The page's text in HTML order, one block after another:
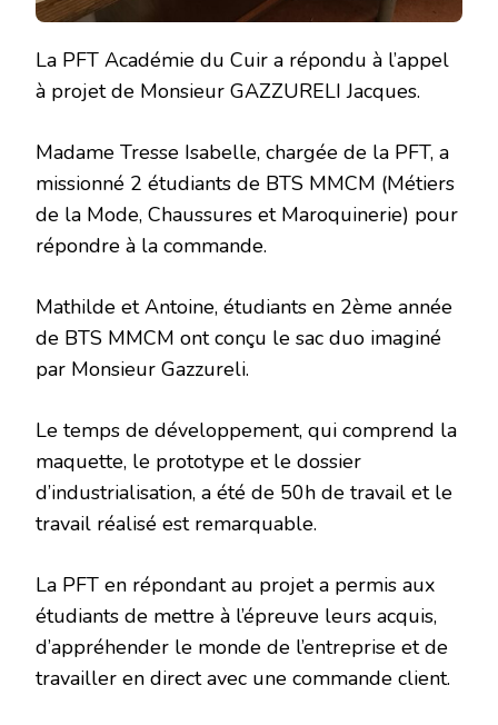
La PFT Académie du Cuir a répondu à l’appel
à projet de Monsieur GAZZURELI Jacques.
Madame Tresse Isabelle, chargée de la PFT, a
missionné 2 étudiants de BTS MMCM (Métiers
de la Mode, Chaussures et Maroquinerie) pour
répondre à la commande.
Mathilde et Antoine, étudiants en 2ème année
de BTS MMCM ont conçu le sac duo imaginé
par Monsieur Gazzureli.
Le temps de développement, qui comprend la
maquette, le prototype et le dossier
d’industrialisation, a été de 50h de travail et le
travail réalisé est remarquable.
La PFT en répondant au projet a permis aux
étudiants de mettre à l’épreuve leurs acquis,
d’appréhender le monde de l’entreprise et de
travailler en direct avec une commande client.